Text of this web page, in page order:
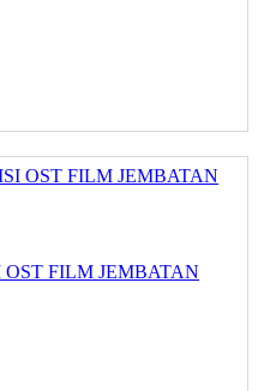
FILM JEMBATAN